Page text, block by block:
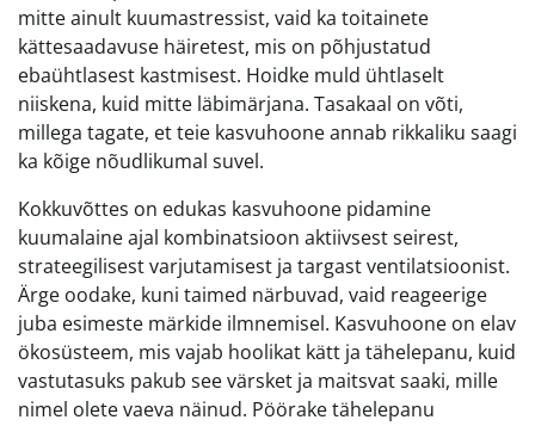
mitte ainult kuumastressist, vaid ka toitainete
kättesaadavuse häiretest, mis on põhjustatud
ebaühtlasest kastmisest. Hoidke muld ühtlaselt
niiskena, kuid mitte läbimärjana. Tasakaal on võti,
millega tagate, et teie kasvuhoone annab rikkaliku saagi
ka kõige nõudlikumal suvel.
Kokkuvõttes on edukas kasvuhoone pidamine
kuumalaine ajal kombinatsioon aktiivsest seirest,
strateegilisest varjutamisest ja targast ventilatsioonist.
Ärge oodake, kuni taimed närbuvad, vaid reageerige
juba esimeste märkide ilmnemisel. Kasvuhoone on elav
ökosüsteem, mis vajab hoolikat kätt ja tähelepanu, kuid
vastutasuks pakub see värsket ja maitsvat saaki, mille
nimel olete vaeva näinud. Pöörake tähelepanu